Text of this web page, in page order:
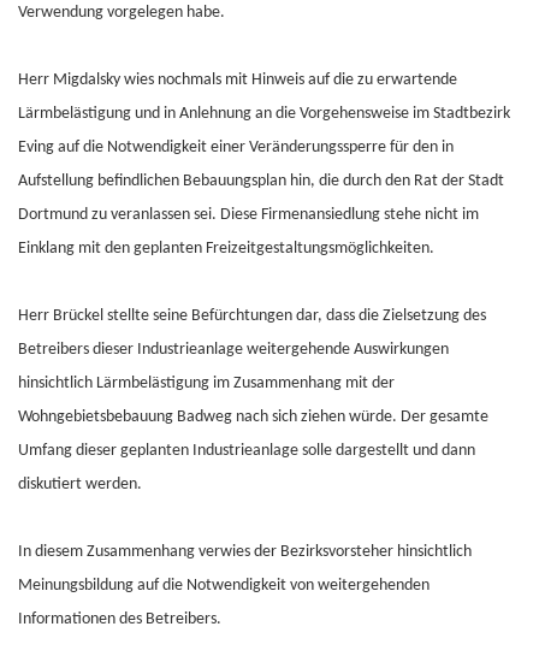
Verwendung vorgelegen habe.
Herr Migdalsky wies nochmals mit Hinweis auf die zu erwartende
Lärmbelästigung und in Anlehnung an die Vorgehensweise im Stadtbezirk
Eving auf die Notwendigkeit einer Veränderungssperre für den in
Aufstellung befindlichen Bebauungsplan hin, die durch den Rat der Stadt
Dortmund zu veranlassen sei. Diese Firmenansiedlung stehe nicht im
Einklang mit den geplanten Freizeitgestaltungsmöglichkeiten.
Herr Brückel stellte seine Befürchtungen dar, dass die Zielsetzung des
Betreibers dieser Industrieanlage weitergehende Auswirkungen
hinsichtlich Lärmbelästigung im Zusammenhang mit der
Wohngebietsbebauung Badweg nach sich ziehen würde. Der gesamte
Umfang dieser geplanten Industrieanlage solle dargestellt und dann
diskutiert werden.
In diesem Zusammenhang verwies der Bezirksvorsteher hinsichtlich
Meinungsbildung auf die Notwendigkeit von weitergehenden
Informationen des Betreibers.